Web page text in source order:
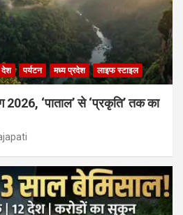
देश पर्यटन मध्य प्रदेश लाइफ स्टाइल
‘पाताल’ से ‘प्रकृति’ तक का